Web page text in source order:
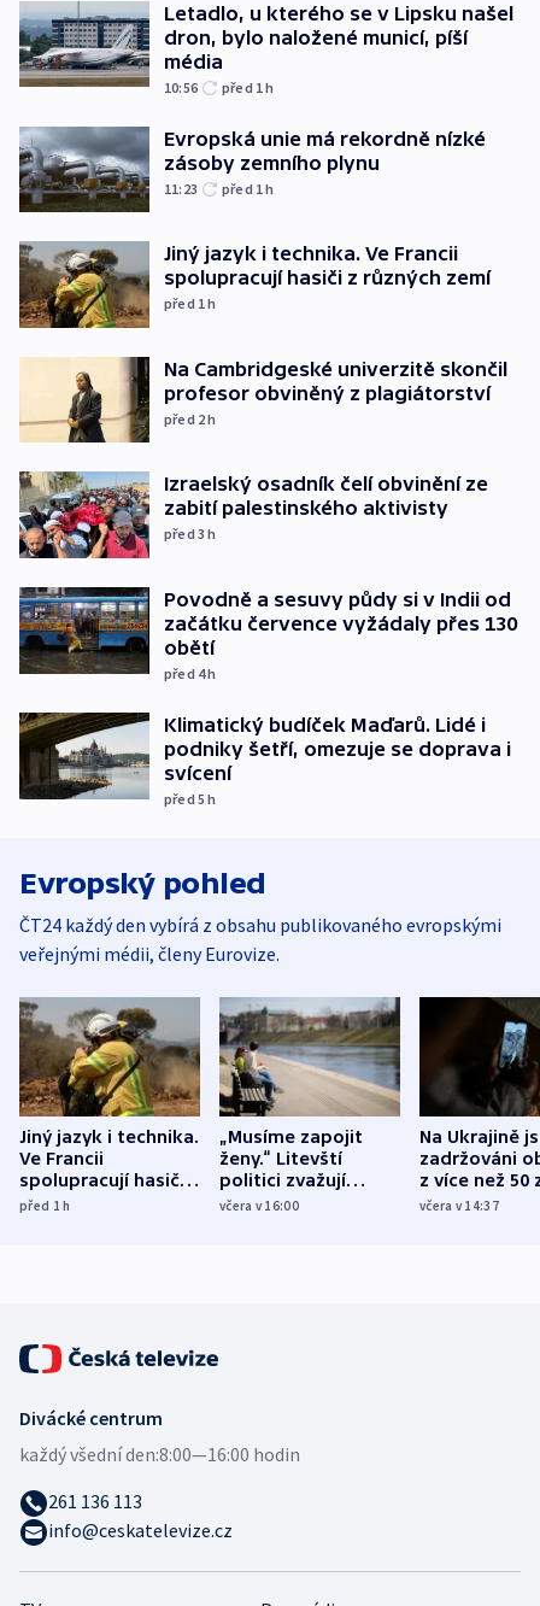
Letadlo, u kterého se v Lipsku našel
dron, bylo naložené municí, píší
média
10:56 před 1h
Evropská unie má rekordně nízké
zásoby zemního plynu
11:23 před 1h
Jiný jazyk i technika. Ve Francii
spolupracují hasiči z různých zemí
před 1h
Na Cambridgeské univerzitě skončil
profesor obviněný z plagiátorství
před 2h
Izraelský osadník čelí obvinění ze
zabití palestinského aktivisty
před 3h
Povodně a sesuvy půdy si v Indii od
začátku července vyžádaly přes 130
obětí
před 4h
Klimatický budíček Maďarů. Lidé i
podniky šetří, omezuje se doprava i
svícení
před 5h
Evropský pohled
ČT24 každý den vybírá z obsahu publikovaného evropskými
veřejnými médii, členy Eurovize.
Jiný jazyk i technika.
Ve Francii
spolupracují hasiči z
různých zemí
před 1h
„Musíme zapojit
ženy.“ Litevští
politici zvažují
dohodu o
včera v 16:00
Na Ukrajině
zadržováni
z více než 50
Bojovali na
včera v 14:37
Divácké centrum
každý všední den:8:00—16:00 hodin
261 136 113
info@ceskatelevize.cz